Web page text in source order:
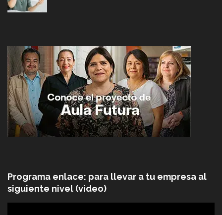
Programa enlace: para llevar a tu empresa al
siguiente nivel (video)